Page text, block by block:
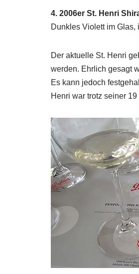
4. 2006er St. Henri
Dunkles Violett im Glas,
Der aktuelle St. Henri
werden. Ehrlich gesagt
Es kann jedoch
Henri war trotz seiner